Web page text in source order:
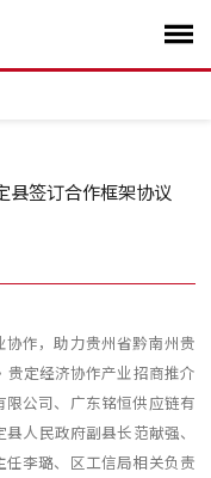
签订合作框架协议
作，助力贵州省黔南州贵
定经济协作产业招商推介
公司、广东铭恒供应链有
人民政府副县长范献强、
李璐、区工信局相关负责